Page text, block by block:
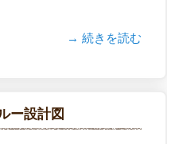
→ 続きを読む
ー設計図